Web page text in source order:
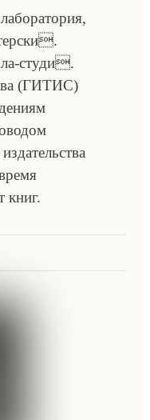
студи.
(ГИТИС)
книг.